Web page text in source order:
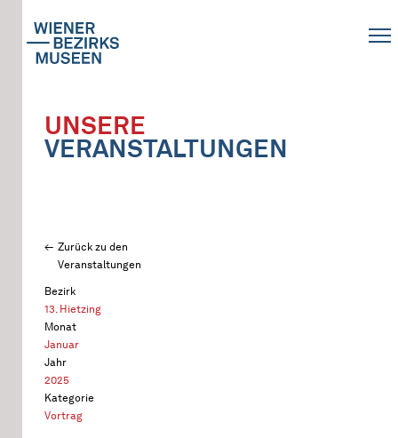
UNSERE
VERANSTALTUNGEN
Zurück zu den
Veranstaltungen
Bezirk
13. Hietzing
Monat
Januar
Jahr
2025
Kategorie
Vortrag